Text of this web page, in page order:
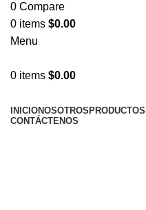
0 Compare
0 items $0.00
Menu
0 items $0.00
INICIONOSOTROS PRODUCTOS
CONTÁCTENOS